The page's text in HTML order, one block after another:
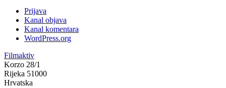
Prijava
Kanal objava
Kanal komentara
WordPress.org
Filmaktiv
Korzo 28/1
Rijeka 51000
Hrvatska